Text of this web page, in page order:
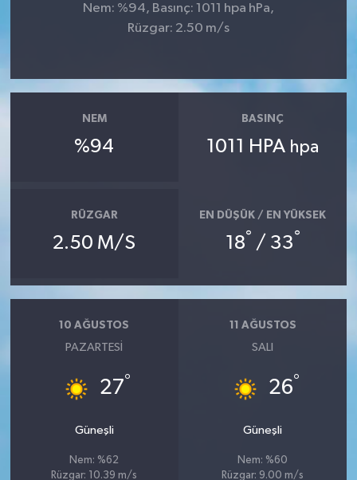
Nem: %94, Basınç: 1011 hpa hPa,
Rüzgar: 2.50 m/s
NEM
%94
BASINÇ
1011 HPA hpa
RÜZGAR
2.50 M/S
EN DÜŞÜK / EN YÜKSEK
18° / 33°
10 AĞUSTOS
PAZARTESI
27°
Güneşli
Nem: %62
Rüzgar: 10.39 m/s
11 AĞUSTOS
SALI
26°
Güneşli
Nem: %60
Rüzgar: 9.00 m/s